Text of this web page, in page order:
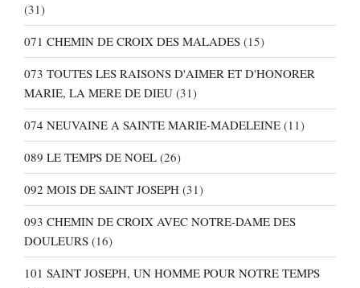
(31)
071 CHEMIN DE CROIX DES MALADES (15)
073 TOUTES LES RAISONS D'AIMER ET D'HONORER
MARIE, LA MERE DE DIEU (31)
074 NEUVAINE A SAINTE MARIE-MADELEINE (11)
089 LE TEMPS DE NOEL (26)
092 MOIS DE SAINT JOSEPH (31)
093 CHEMIN DE CROIX AVEC NOTRE-DAME DES
DOULEURS (16)
101 SAINT JOSEPH, UN HOMME POUR NOTRE TEMPS